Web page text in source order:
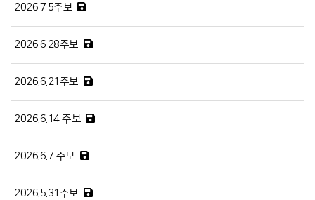
2026.7.5주보
2026.6.28주보
2026.6.21주보
2026.6.14 주보
2026.6.7 주보
2026.5.31주보